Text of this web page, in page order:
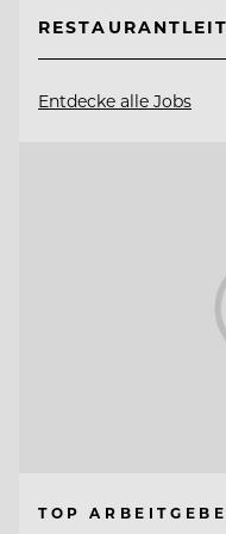
Entdecke alle Jobs
TOP